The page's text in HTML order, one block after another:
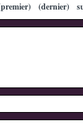
(dernier)